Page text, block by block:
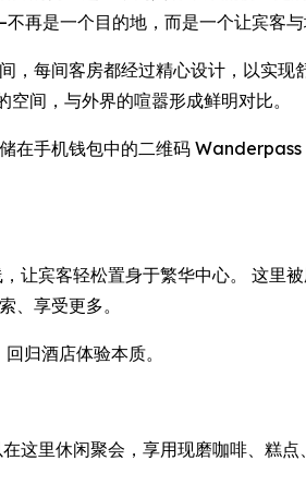
是一个目的地，而是一个让宾客与
每间客房都经过精心设计，以实
间，与外界的喧嚣形成鲜明对比。
在手机钱包中的二维码
宾客轻松置身于繁华中心。 这里
、享受更多。
归酒店体验本质。
里休闲聚会，享用现磨咖啡、糕点